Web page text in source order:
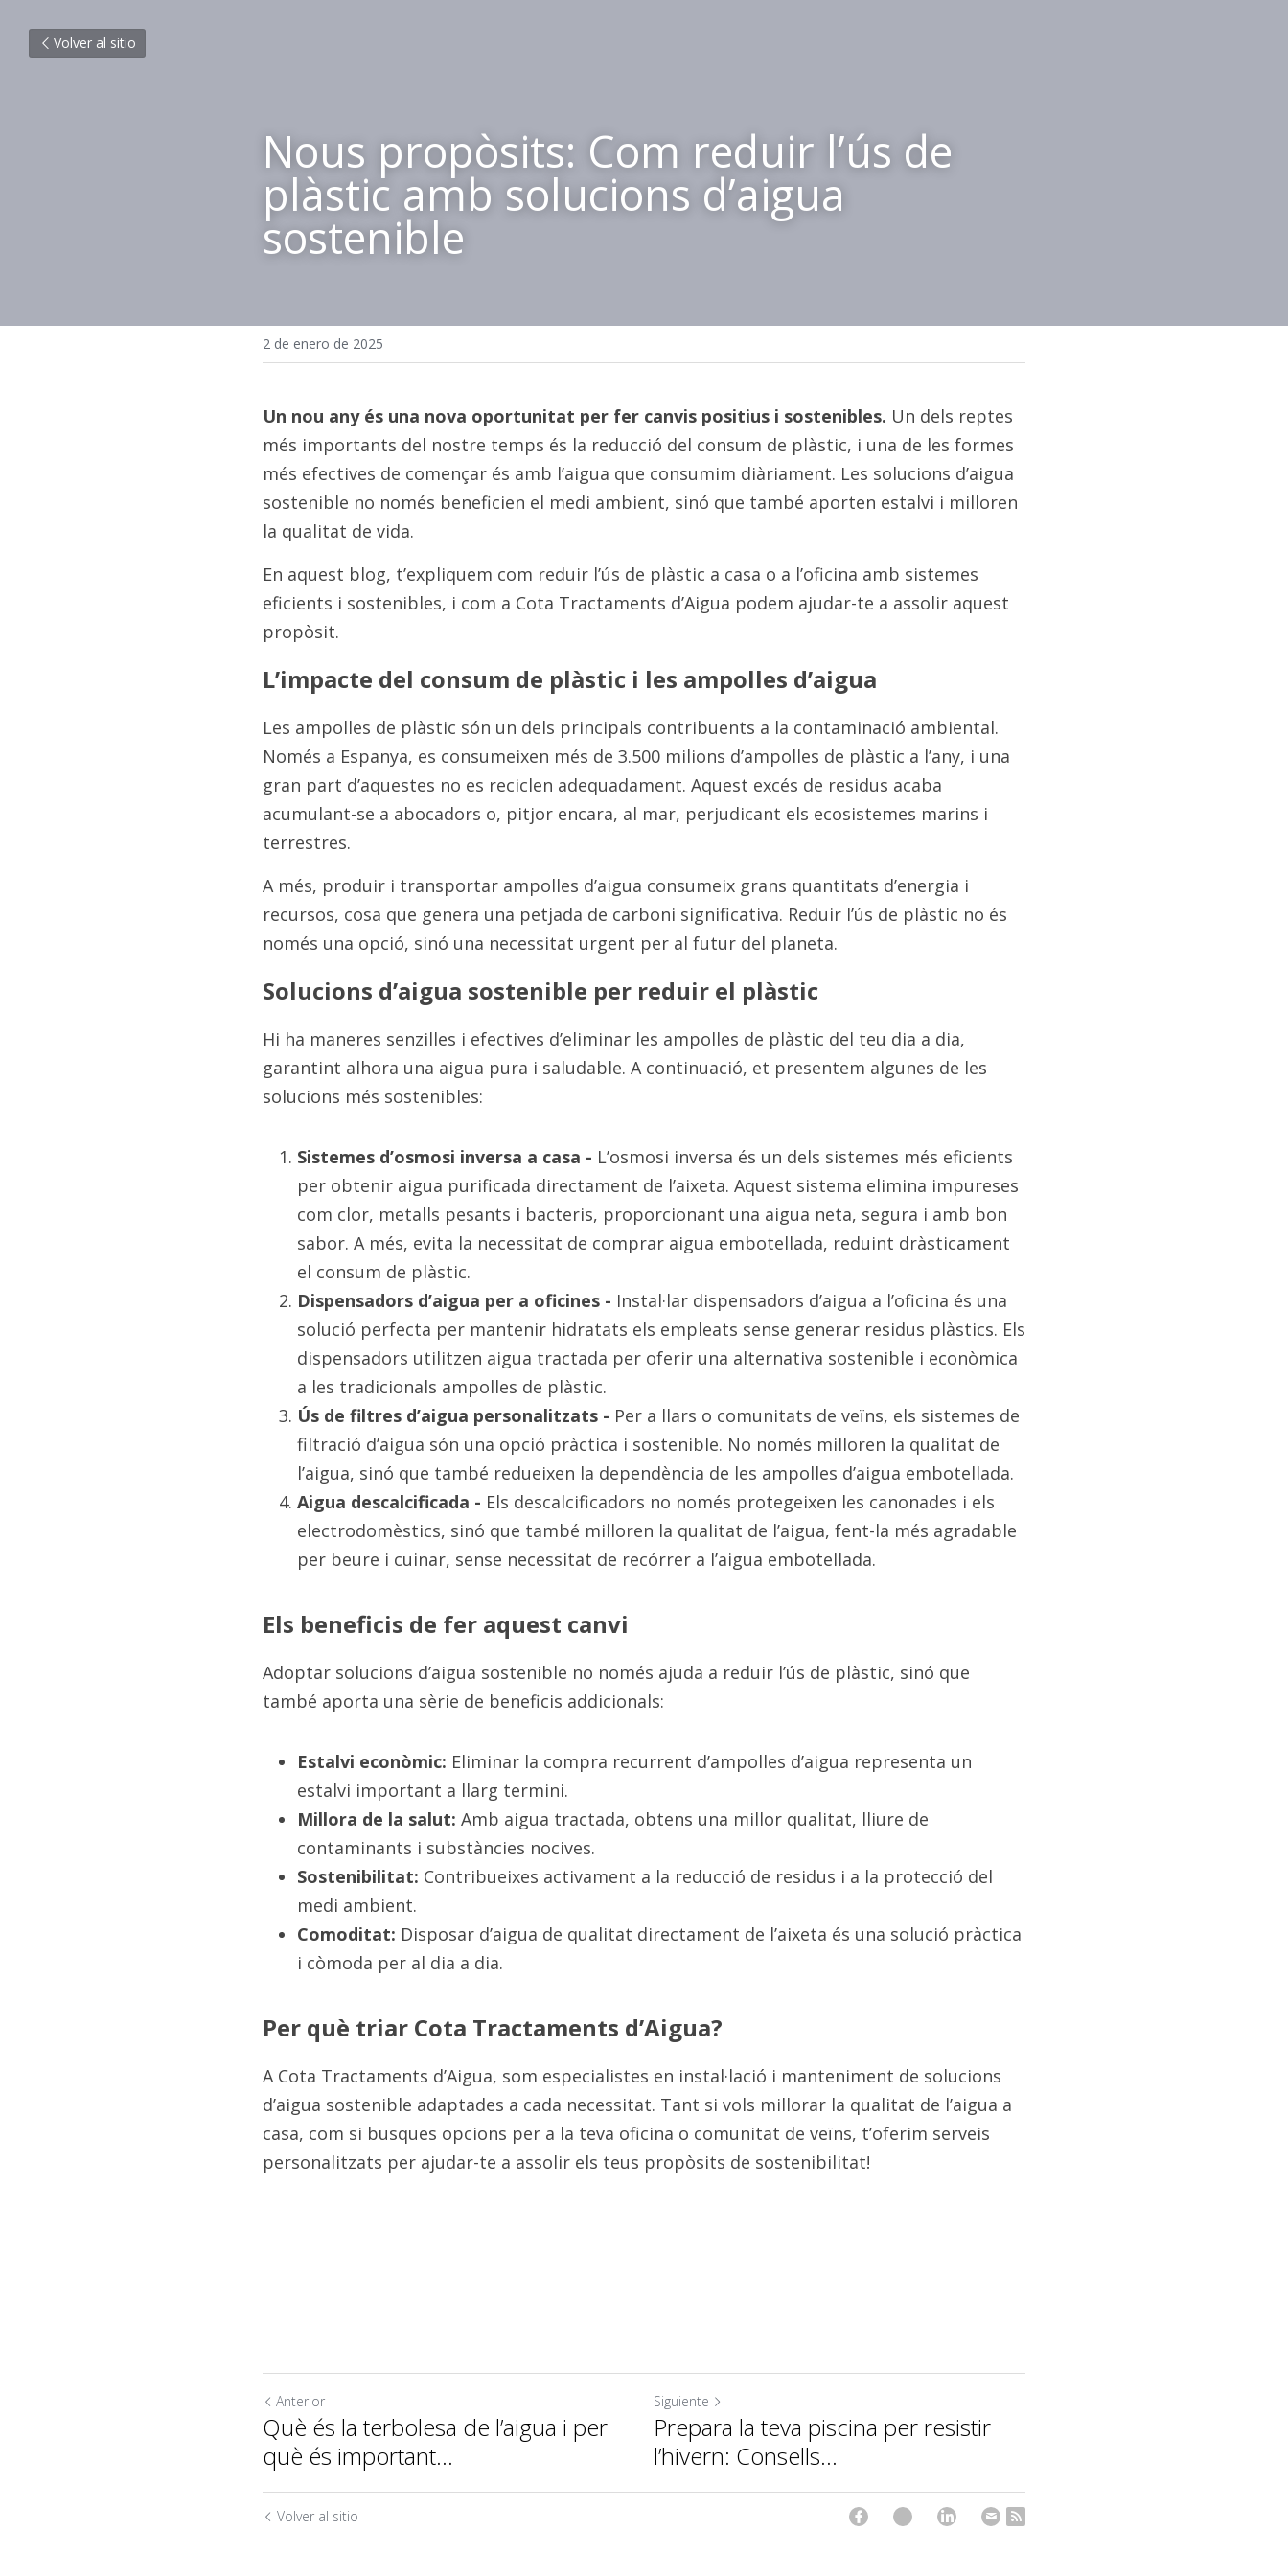
Volver al sitio
Nous propòsits: Com reduir l’ús de
plàstic amb solucions d’aigua
sostenible
2 de enero de 2025
Un nou any és una nova oportunitat per fer canvis positius i sostenibles. Un dels reptes
més importants del nostre temps és la reducció del consum de plàstic, i una de les formes
més efectives de començar és amb l’aigua que consumim diàriament. Les solucions d’aigua
sostenible no només beneficien el medi ambient, sinó que també aporten estalvi i milloren
la qualitat de vida.
En aquest blog, t’expliquem com reduir l’ús de plàstic a casa o a l’oficina amb sistemes
eficients i sostenibles, i com a Cota Tractaments d’Aigua podem ajudar-te a assolir aquest
propòsit.
L’impacte del consum de plàstic i les ampolles d’aigua
Les ampolles de plàstic són un dels principals contribuents a la contaminació ambiental.
Només a Espanya, es consumeixen més de 3.500 milions d’ampolles de plàstic a l’any, i una
gran part d’aquestes no es reciclen adequadament. Aquest excés de residus acaba
acumulant-se a abocadors o, pitjor encara, al mar, perjudicant els ecosistemes marins i
terrestres.
A més, produir i transportar ampolles d’aigua consumeix grans quantitats d’energia i
recursos, cosa que genera una petjada de carboni significativa. Reduir l’ús de plàstic no és
només una opció, sinó una necessitat urgent per al futur del planeta.
Solucions d’aigua sostenible per reduir el plàstic
Hi ha maneres senzilles i efectives d’eliminar les ampolles de plàstic del teu dia a dia,
garantint alhora una aigua pura i saludable. A continuació, et presentem algunes de les
solucions més sostenibles:
Sistemes d’osmosi inversa a casa - L’osmosi inversa és un dels sistemes més eficients
per obtenir aigua purificada directament de l’aixeta. Aquest sistema elimina impureses
com clor, metalls pesants i bacteris, proporcionant una aigua neta, segura i amb bon
sabor. A més, evita la necessitat de comprar aigua embotellada, reduint dràsticament
el consum de plàstic.
Dispensadors d’aigua per a oficines - Instal·lar dispensadors d’aigua a l’oficina és una
solució perfecta per mantenir hidratats els empleats sense generar residus plàstics. Els
dispensadors utilitzen aigua tractada per oferir una alternativa sostenible i econòmica
a les tradicionals ampolles de plàstic.
Ús de filtres d’aigua personalitzats - Per a llars o comunitats de veïns, els sistemes de
filtració d’aigua són una opció pràctica i sostenible. No només milloren la qualitat de
l’aigua, sinó que també redueixen la dependència de les ampolles d’aigua embotellada.
Aigua descalcificada - Els descalcificadors no només protegeixen les canonades i els
electrodomèstics, sinó que també milloren la qualitat de l’aigua, fent-la més agradable
per beure i cuinar, sense necessitat de recórrer a l’aigua embotellada.
Els beneficis de fer aquest canvi
Adoptar solucions d’aigua sostenible no només ajuda a reduir l’ús de plàstic, sinó que
també aporta una sèrie de beneficis addicionals:
Estalvi econòmic: Eliminar la compra recurrent d’ampolles d’aigua representa un
estalvi important a llarg termini.
Millora de la salut: Amb aigua tractada, obtens una millor qualitat, lliure de
contaminants i substàncies nocives.
Sostenibilitat: Contribueixes activament a la reducció de residus i a la protecció del
medi ambient.
Comoditat: Disposar d’aigua de qualitat directament de l’aixeta és una solució pràctica
i còmoda per al dia a dia.
Per què triar Cota Tractaments d’Aigua?
A Cota Tractaments d’Aigua, som especialistes en instal·lació i manteniment de solucions
d’aigua sostenible adaptades a cada necessitat. Tant si vols millorar la qualitat de l’aigua a
casa, com si busques opcions per a la teva oficina o comunitat de veïns, t’oferim serveis
personalitzats per ajudar-te a assolir els teus propòsits de sostenibilitat!
Anterior
Què és la terbolesa de l’aigua i per
què és important...
Siguiente
Prepara la teva piscina per resistir
l’hivern: Consells...
Volver al sitio